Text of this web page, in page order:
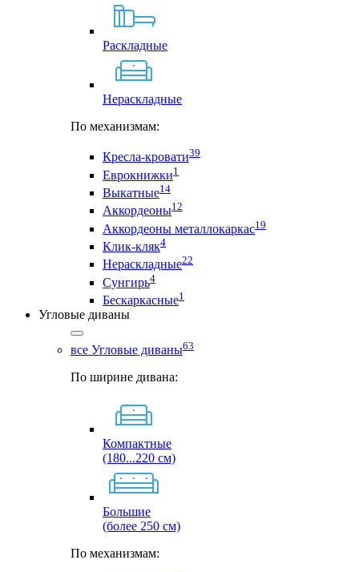
Раскладные
Нераскладные
По механизмам:
Кресла-кровати39
Еврокнижки1
Выкатные14
Аккордеоны12
Аккордеоны металлокаркас19
Клик-кляк4
Нераскладные22
Сунгирь4
Бескаркасные1
Угловые диваны
все Угловые диваны63
По ширине дивана:
Компактные
(180...220 см)
Большие
(более 250 см)
По механизмам: